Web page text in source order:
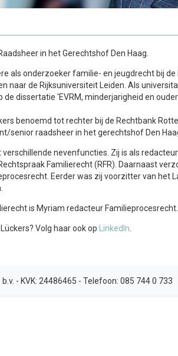
in het Gerechtshof Den Haag.
als onderzoeker familie- en jeugdrecht bij
naar de Rijksuniversiteit Leiden. Als
dissertatie 'EVRM, minderjarigheid en
benoemd tot rechter bij de Rechtbank
senior raadsheer in het gerechtshof Den
nevenfuncties. Zij is als
Familierecht (RFR). Daarnaast
Eerder was zij voorzitter van het
is Myriam redacteur Familieprocesrecht.
Volg haar ook op LinkedIn
- KVK: 24486465 - Telefoon: 085 744 0